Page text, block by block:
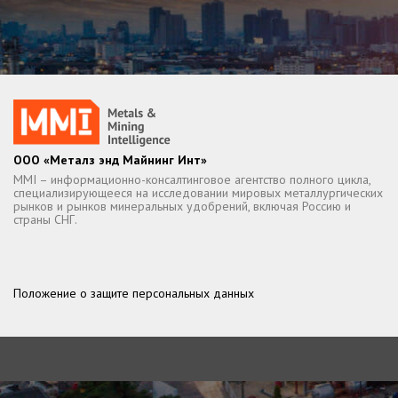
ООО «Металз энд Майнинг Инт»
MMI – информационно-консалтинговое агентство полного цикла,
специализирующееся на исследовании мировых металлургических
рынков и рынков минеральных удобрений, включая Россию и
страны СНГ.
Положение о защите персональных данных